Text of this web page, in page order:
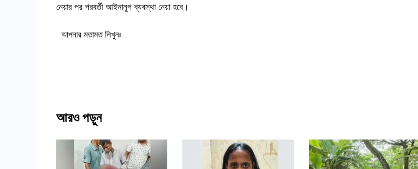
নেয়ার পর পরবর্তী আইনানুগ ব্যবস্থা নেয়া হবে।
আপনার মতামত লিখুনঃ
আরও পড়ুন